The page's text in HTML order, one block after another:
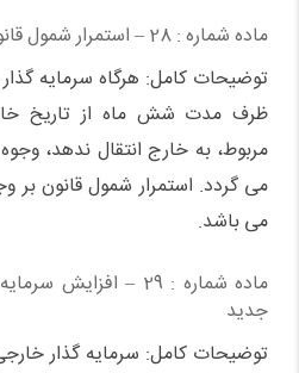
ماده شماره : 28 – استمرار شمول قانون بر وجوه
توضیحات کامل: هرگاه سرمایه
ظرف مدت شش ماه از تاریخ
مربوط، به خارج انتقال ندهد،‌
می گردد. استمرار شمول قانون بر
می باشد.
ماده شماره : 29 –
جدید
توضیحات کامل: سرمایه گذار